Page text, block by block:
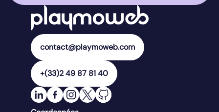
contact@playmoweb.com
+(33)2 49 87 81 40